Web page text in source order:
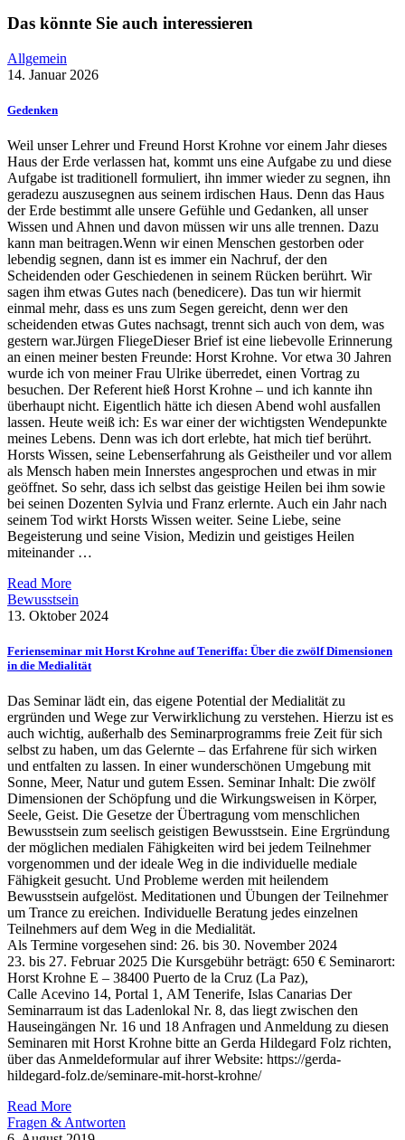
Das könnte Sie auch interessieren
Allgemein
14. Januar 2026
Gedenken
Weil unser Lehrer und Freund Horst Krohne vor einem Jahr dieses
Haus der Erde verlassen hat, kommt uns eine Aufgabe zu und diese
Aufgabe ist traditionell formuliert, ihn immer wieder zu segnen, ihn
geradezu auszusegnen aus seinem irdischen Haus. Denn das Haus
der Erde bestimmt alle unsere Gefühle und Gedanken, all unser
Wissen und Ahnen und davon müssen wir uns alle trennen. Dazu
kann man beitragen.Wenn wir einen Menschen gestorben oder
lebendig segnen, dann ist es immer ein Nachruf, der den
Scheidenden oder Geschiedenen in seinem Rücken berührt. Wir
sagen ihm etwas Gutes nach (benedicere). Das tun wir hiermit
einmal mehr, dass es uns zum Segen gereicht, denn wer den
scheidenden etwas Gutes nachsagt, trennt sich auch von dem, was
gestern war.Jürgen FliegeDieser Brief ist eine liebevolle Erinnerung
an einen meiner besten Freunde: Horst Krohne. Vor etwa 30 Jahren
wurde ich von meiner Frau Ulrike überredet, einen Vortrag zu
besuchen. Der Referent hieß Horst Krohne – und ich kannte ihn
überhaupt nicht. Eigentlich hätte ich diesen Abend wohl ausfallen
lassen. Heute weiß ich: Es war einer der wichtigsten Wendepunkte
meines Lebens. Denn was ich dort erlebte, hat mich tief berührt.
Horsts Wissen, seine Lebenserfahrung als Geistheiler und vor allem
als Mensch haben mein Innerstes angesprochen und etwas in mir
geöffnet. So sehr, dass ich selbst das geistige Heilen bei ihm sowie
bei seinen Dozenten Sylvia und Franz erlernte. Auch ein Jahr nach
seinem Tod wirkt Horsts Wissen weiter. Seine Liebe, seine
Begeisterung und seine Vision, Medizin und geistiges Heilen
miteinander …
Read More
Bewusstsein
13. Oktober 2024
Ferienseminar mit Horst Krohne auf Teneriffa: Über die zwölf Dimensionen
in die Medialität
Das Seminar lädt ein, das eigene Potential der Medialität zu
ergründen und Wege zur Verwirklichung zu verstehen. Hierzu ist es
auch wichtig, außerhalb des Seminarprogramms freie Zeit für sich
selbst zu haben, um das Gelernte – das Erfahrene für sich wirken
und entfalten zu lassen. In einer wunderschönen Umgebung mit
Sonne, Meer, Natur und gutem Essen. Seminar Inhalt: Die zwölf
Dimensionen der Schöpfung und die Wirkungsweisen in Körper,
Seele, Geist. Die Gesetze der Übertragung vom menschlichen
Bewusstsein zum seelisch geistigen Bewusstsein. Eine Ergründung
der möglichen medialen Fähigkeiten wird bei jedem Teilnehmer
vorgenommen und der ideale Weg in die individuelle mediale
Fähigkeit gesucht. Und Probleme werden mit heilendem
Bewusstsein aufgelöst. Meditationen und Übungen der Teilnehmer
um Trance zu ereichen. Individuelle Beratung jedes einzelnen
Teilnehmers auf dem Weg in die Medialität.
Als Termine vorgesehen sind: 26. bis 30. November 2024
23. bis 27. Februar 2025 Die Kursgebühr beträgt: 650 € Seminarort:
Horst Krohne E – 38400 Puerto de la Cruz (La Paz),
Calle Acevino 14, Portal 1, AM Tenerife, Islas Canarias Der
Seminarraum ist das Ladenlokal Nr. 8, das liegt zwischen den
Hauseingängen Nr. 16 und 18 Anfragen und Anmeldung zu diesen
Seminaren mit Horst Krohne bitte an Gerda Hildegard Folz richten,
über das Anmeldeformular auf ihrer Website: https://gerda-
hildegard-folz.de/seminare-mit-horst-krohne/
Read More
Fragen & Antworten